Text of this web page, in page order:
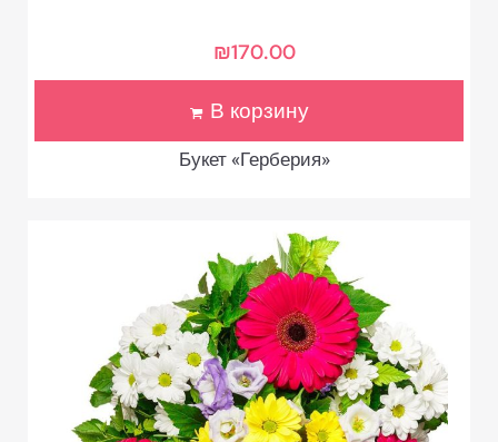
Букет «Герберия»
₪170.00
В корзину